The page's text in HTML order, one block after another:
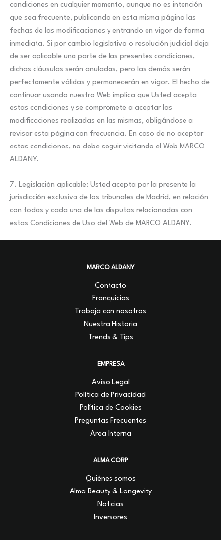
condiciones en cualquier momento, aunque no es intención
que sea frecuente, publicando en esta misma página las
fechas de las modificaciones y entrando en vigor de forma
inmediata. Si por cambio legislativo o resolución judicial deja
de ser aplicable una parte de las presentes condiciones,
dichas cláusulas serán anuladas, pero las demás serán
perfectamente válidas y permanecerán en vigor. El hecho de
continuar usando nuestro Web implica que Usted acepta
estas condiciones y se compromete a aceptar las
modificaciones realizadas en las mismas, obligándose a
revisar esta página con frecuencia. En caso de no aceptar
estas condiciones, no debe seguir visitando el Web MARCO
ALDANY.
7. Legislación aplicable: Usted acepta por la presente la
jurisdicción exclusiva de los tribunales de Madrid, en relación
con todas y cada una de las disputas relacionadas con
estas Condiciones de Uso del Web de MARCO ALDANY.
MARCO ALDANY
Contacto
Franquicias
Trabaja con nosotros
Nuestra Historia
Trends & Tips
EMPRESA
Aviso Legal
Política de Privacidad
Política de Cookies
Preguntas Frecuentes
Area Interna
ALMA CORP
Quiénes somos
Alma Beauty & Longevity
Noticias
Inversores